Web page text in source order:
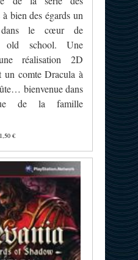
bien des égards un
dans le cœur de
old school. Une
réalisation 2D
un comte Dracula à
bienvenue dans
de la famille
€